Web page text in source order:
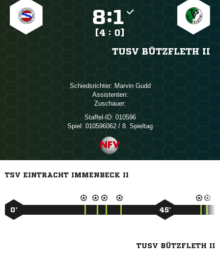
:
[4 : 0]
TUSV BÜTZFLETH II
Schiedsrichter:  
Assistenten:
Zuschauer:
Staffel-ID: 010596
Spiel: 010596062 / 8. Spieltag
TSV EINTRACHT IMMENBECK II
0’ 45’
TUSV BÜTZFLETH II